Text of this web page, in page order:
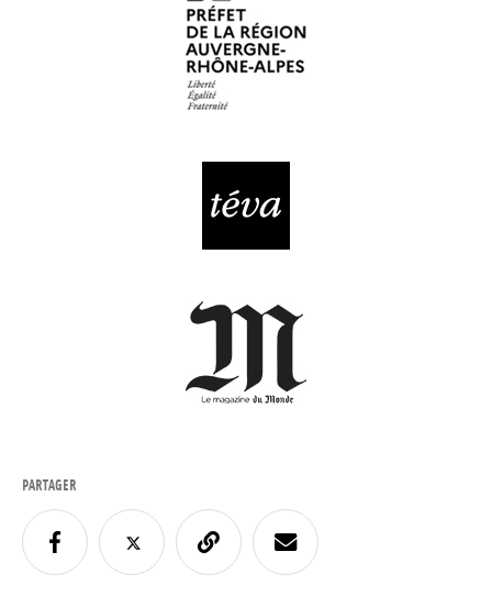
PARTAGER